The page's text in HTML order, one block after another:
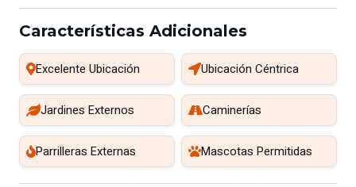
Características Adicionales
Excelente Ubicación Ubicación Céntrica
Jardines Externos Caminerías
Parrilleras Externas Mascotas Permitidas